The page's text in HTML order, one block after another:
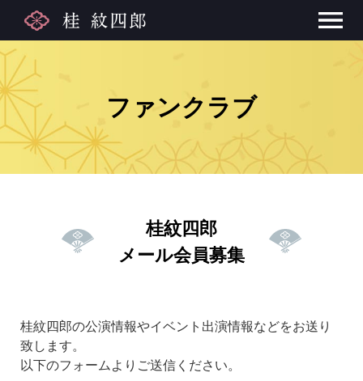
ファンクラブ
桂紋四郎
メール会員募集
桂紋四郎の公演情報やイベント出演情報などをお送り
致します。
以下のフォームよりご送信ください。